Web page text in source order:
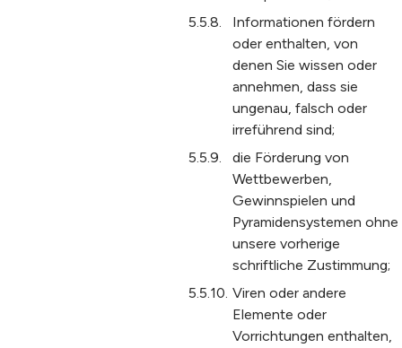
Informationen fördern
oder enthalten, von
denen Sie wissen oder
annehmen, dass sie
ungenau, falsch oder
irreführend sind;
die Förderung von
Wettbewerben,
Gewinnspielen und
Pyramidensystemen ohne
unsere vorherige
schriftliche Zustimmung;
Viren oder andere
Elemente oder
Vorrichtungen enthalten,